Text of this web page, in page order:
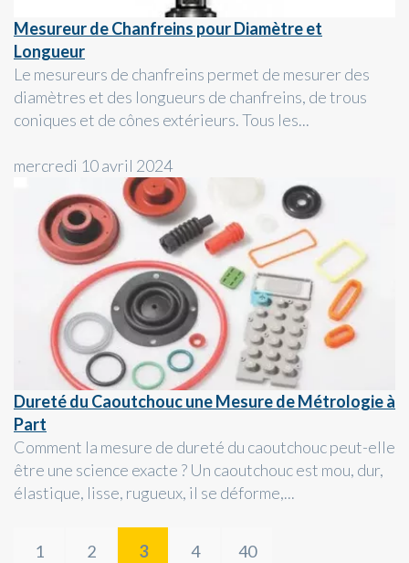
Mesureur de Chanfreins pour Diamètre et
Longueur
Le mesureurs de chanfreins permet de mesurer des
diamètres et des longueurs de chanfreins, de trous
coniques et de cônes extérieurs. Tous les...
mercredi 10 avril 2024
Dureté du Caoutchouc une Mesure de Métrologie à
Part
Comment la mesure de dureté du caoutchouc peut-elle
être une science exacte ? Un caoutchouc est mou, dur,
élastique, lisse, rugueux, il se déforme,...
1 2 3 4 40